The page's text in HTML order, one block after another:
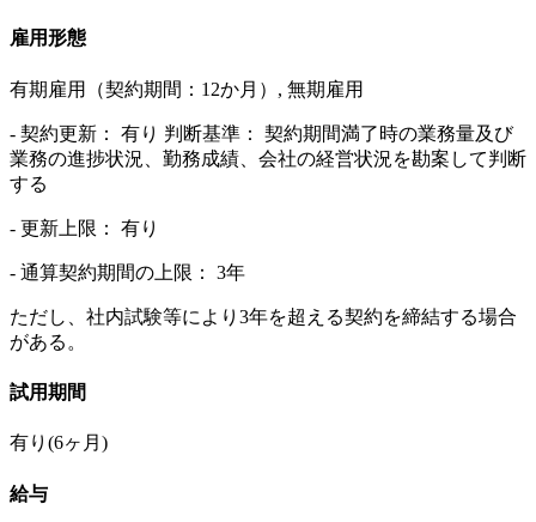
雇用形態
有期雇用（契約期間：12か月）, 無期雇用
- 契約更新： 有り 判断基準： 契約期間満了時の業務量及び
業務の進捗状況、勤務成績、会社の経営状況を勘案して判断
する
- 更新上限： 有り
- 通算契約期間の上限： 3年
ただし、社内試験等により3年を超える契約を締結する場合
がある。
試用期間
有り(6ヶ月)
給与